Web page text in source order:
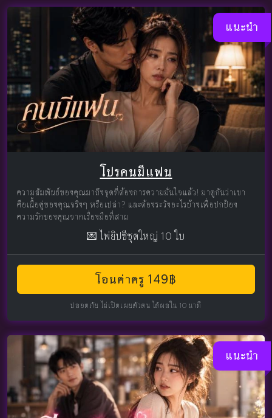
แนะนำ
โปรคนมีแฟน
ความสัมพันธ์ของคุณมาถึงจุดที่ต้องการความมั่นใจแล้ว! มาดูกันว่าเขา
คือเนื้อคู่ของคุณจริงๆ หรือเปล่า? และต้องระวังอะไรบ้างเพื่อปกป้อง
ความรักของคุณจากเรื่องมือที่สาม
💌 ไพ่ยิปซีชุดใหญ่ 10 ใบ
โอนค่าครู 149฿
ปลอดภัย ไม่เปิดเผยตัวตน ได้ผลใน 10 นาที
แนะนำ